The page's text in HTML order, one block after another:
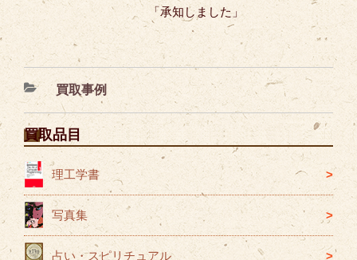
「承知しました」
カ
テ
ゴ
リ
ー
買取事例
買取品目
理工学書
写真集
占い・スピリチュアル